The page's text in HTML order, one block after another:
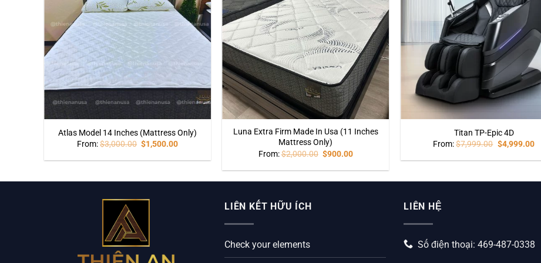
Atlas Model 14 Inches (Mattress Only)
From:$3,000.00 $1,500.00
Luna Extra Firm Made In Usa (11 Inches
Mattress Only)
From:$2,000.00 $900.00
Titan TP-Epic 4D
From: $7,999.00 $4,999.00
LIÊN KẾT HỮU ÍCH
Check your elements
LIÊN HỆ
Số điện thoại: 469-487-0338